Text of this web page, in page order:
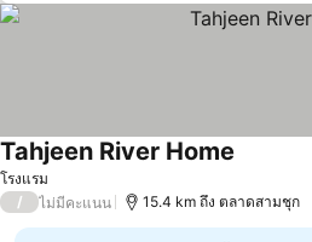
โรงแรม
Tahjeen River Home
/ ไม่มีคะแนน 15.4 km ถึง ตลาดสามชุก